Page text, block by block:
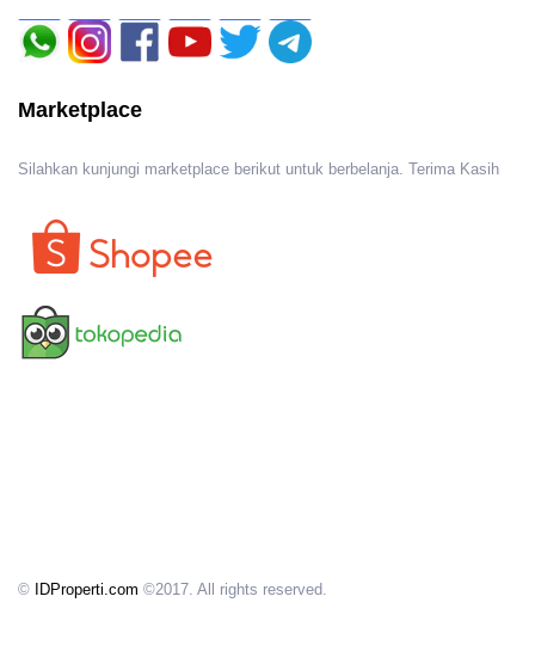
Marketplace
Silahkan kunjungi marketplace berikut untuk berbelanja. Terima Kasih
© IDProperti.com ©2017. All rights reserved.